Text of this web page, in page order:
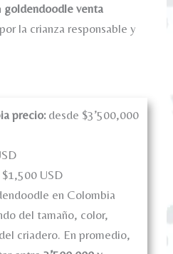
goldendoodle venta
la crianza responsable y
precio: desde $3’500,000
$1,500 USD
en Colombia
del tamaño, color,
criadero. En promedio,